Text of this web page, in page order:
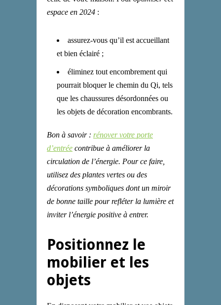
espace en 2024 :
assurez-vous qu’il est accueillant
et bien éclairé ;
éliminez tout encombrement qui
pourrait bloquer le chemin du Qi, tels
que les chaussures désordonnées ou
les objets de décoration encombrants.
Bon à savoir : rénover votre porte
d’entrée contribue à améliorer la
circulation de l’énergie. Pour ce faire,
utilisez des plantes vertes ou des
décorations symboliques dont un miroir
de bonne taille pour refléter la lumière et
inviter l’énergie positive à entrer.
Positionnez le
mobilier et les
objets